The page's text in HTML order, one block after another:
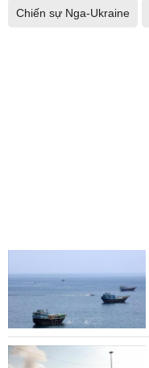
Chiến sự Nga-Ukraine